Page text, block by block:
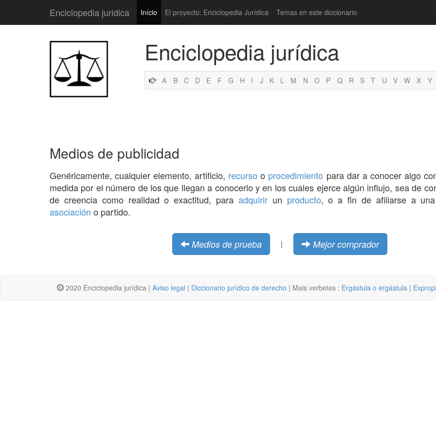
Enciclopedia juridica Início El proyecto: Enciclopedia Jurídica Temas en este diccionario
Enciclopedia jurídica
A B C D E F G H I J K L M N O P Q R S T U V W X Y
Medios de publicidad
Genéricamente, cualquier elemento, artificio, recurso o procedimiento para dar a conocer algo
medida por el número de los que llegan a conocerlo y en los cuales ejerce algún influjo, sea de
de creencia como realidad o exactitud, para adquirirun producto, o a fin de afiliarse a una
asociación o partido.
Medios de prueba | Mejor comprador
2020 Enciclopedia jurídica | Aviso legal | Diccionario jurídico de derecho | Mais verbetes : Ergástula o ergástula |